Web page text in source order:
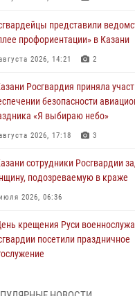
представили
профориентации» в Казани
2026, 14:21 2
Росгвардия приняла
безопасности
«Я выбираю небо»
2026, 17:18 3
сотрудники Росгвардии
подозреваемую в краже
2026, 06:36
крещения Руси
посетили праздничное